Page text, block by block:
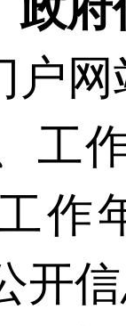
户
工
作
开